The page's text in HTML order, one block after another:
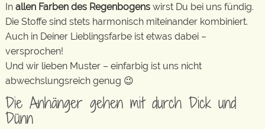
In allen Farben des Regenbogens wirst Du bei uns fündig.
Die Stoffe sind stets harmonisch miteinander kombiniert.
Auch in Deiner Lieblingsfarbe ist etwas dabei –
versprochen!
Und wir lieben Muster – einfarbig ist uns nicht
abwechslungsreich genug 😉
Die Anhänger gehen mit durch Dick und
Dünn